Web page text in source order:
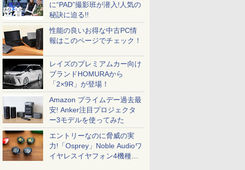
に“PAD”撮影班が潜入!人気の
秘訣に迫る!!
性能の良いお得な中古PC情
報はこのページでチェック！
レイズのプレミアムカー向け
ブランドHOMURAから
「2×9R」が登場！
Amazon プライムデー過去最
安! Anker注目プロジェクタ
ー3モデルを使ってみた
エントリーなのに脅威の実
力!「Osprey」Noble Audioワ
イヤレスイヤフォン4機種を